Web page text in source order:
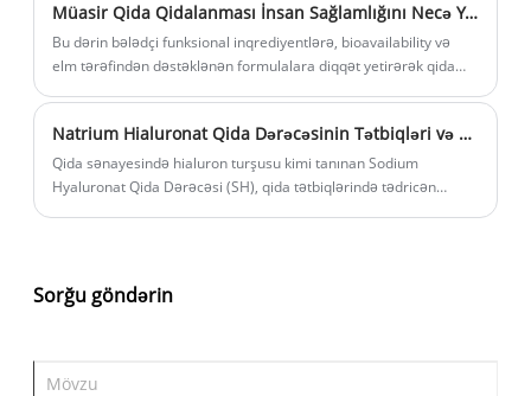
Müasir Qida Qidalanması İnsan Sağlamlığını Necə Yenidən Müəyyən edir?
Bu dərin bələdçi funksional inqrediyentlərə, bioavailability və
elm tərəfindən dəstəklənən formulalara diqqət yetirərək qida
necə töhfə verdiyini deşifrə edirik, keyfiyyət sertifikatlarını (ISO,
HACCP, Kosher) yoxlayırıq və formulatorlar, brendlər və
sağlamlıq həvəskarları üçün təsirli məlumatlar təqdim edirik.
Natrium Hialuronat Qida Dərəcəsinin Tətbiqləri və Seçimi.
Qida sənayesində hialuron turşusu kimi tanınan Sodium
Hyaluronat Qida Dərəcəsi (SH), qida tətbiqlərində tədricən
Sorğu göndərin